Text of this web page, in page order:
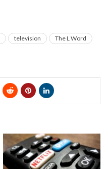
television The L Word